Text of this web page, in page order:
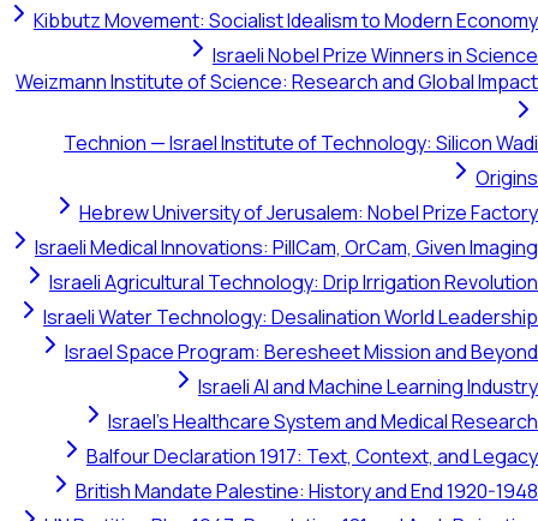
Kibbutz Movement: Socialist Idealism to Modern Economy
Israeli Nobel Prize Winners in Science
Weizmann Institute of Science: Research and Global Impact
Technion — Israel Institute of Technology: Silicon Wadi
Origins
Hebrew University of Jerusalem: Nobel Prize Factory
Israeli Medical Innovations: PillCam, OrCam, Given Imaging
Israeli Agricultural Technology: Drip Irrigation Revolution
Israeli Water Technology: Desalination World Leadership
Israel Space Program: Beresheet Mission and Beyond
Israeli AI and Machine Learning Industry
Israel's Healthcare System and Medical Research
Balfour Declaration 1917: Text, Context, and Legacy
British Mandate Palestine: History and End 1920-1948